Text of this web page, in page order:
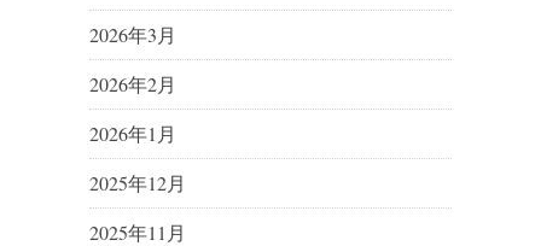
2026年3月
2026年2月
2026年1月
2025年12月
2025年11月